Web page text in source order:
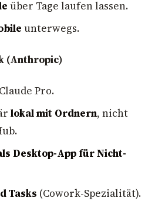
über Tage laufen lassen.
unterwegs.
(Anthropic)
Pro.
lokal mit Ordnern, nicht
Desktop-App für Nicht-
Tasks (Cowork-Spezialität).